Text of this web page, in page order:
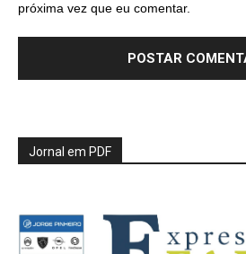
próxima vez que eu comentar.
Jornal em PDF